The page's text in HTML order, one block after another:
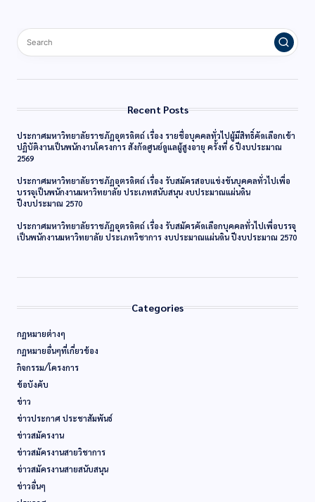
Recent Posts
ประกาศมหาวิทยาลัยราชภัฏอุตรดิตถ์ เรื่อง รายชื่อบุคคลทั่วไปผู้มีสิทธิ์คัดเลือกเข้า
ปฏิบัติงานเป็นพนักงานโครงการ สังกัดศูนย์ดูแลผู้สูงอายุ ครั้งที่ 6 ปีงบประมาณ
2569
ประกาศมหาวิทยาลัยราชภัฏอุตรดิตถ์ เรื่อง รับสมัครสอบแข่งขันบุคคลทั่วไปเพื่อ
บรรจุเป็นพนักงานมหาวิทยาลัย ประเภทสนับสนุน งบประมาณแผ่นดิน
ปีงบประมาณ 2570
ประกาศมหาวิทยาลัยราชภัฏอุตรดิตถ์ เรื่อง รับสมัครคัดเลือกบุคคลทั่วไปเพื่อบรรจุ
เป็นพนักงานมหาวิทยาลัย ประเภทวิชาการ งบประมาณแผ่นดิน ปีงบประมาณ 2570
Categories
กฏหมายต่างๆ
กฏหมายอื่นๆที่เกี่ยวข้อง
กิจกรรม/โครงการ
ข้อบังคับ
ข่าว
ข่าวประกาศ ประชาสัมพันธ์
ข่าวสมัครงาน
ข่าวสมัครงานสายวิชาการ
ข่าวสมัครงานสายสนับสนุน
ข่าวอื่นๆ